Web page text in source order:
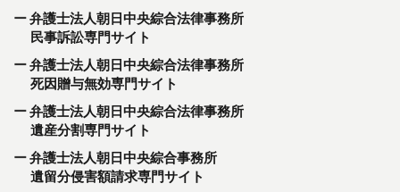
弁護士法人朝日中央綜合法律事務所
民事訴訟専門サイト
弁護士法人朝日中央綜合法律事務所
死因贈与無効専門サイト
弁護士法人朝日中央綜合法律事務所
遺産分割専門サイト
弁護士法人朝日中央綜合事務所
遺留分侵害額請求専門サイト